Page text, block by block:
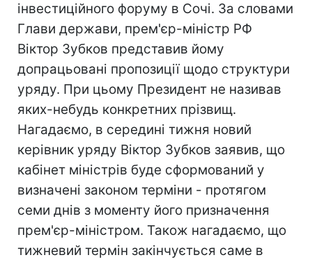
інвестиційного форуму в Сочі. За словами
Глави держави, прем'єр-міністр РФ
Віктор Зубков представив йому
допрацьовані пропозиції щодо структури
уряду. При цьому Президент не називав
яких-небудь конкретних прізвищ.
Нагадаємо, в середині тижня новий
керівник уряду Віктор Зубков заявив, що
кабінет міністрів буде сформований у
визначені законом терміни - протягом
семи днів з моменту його призначення
прем'єр-міністром. Також нагадаємо, що
тижневий термін закінчується саме в